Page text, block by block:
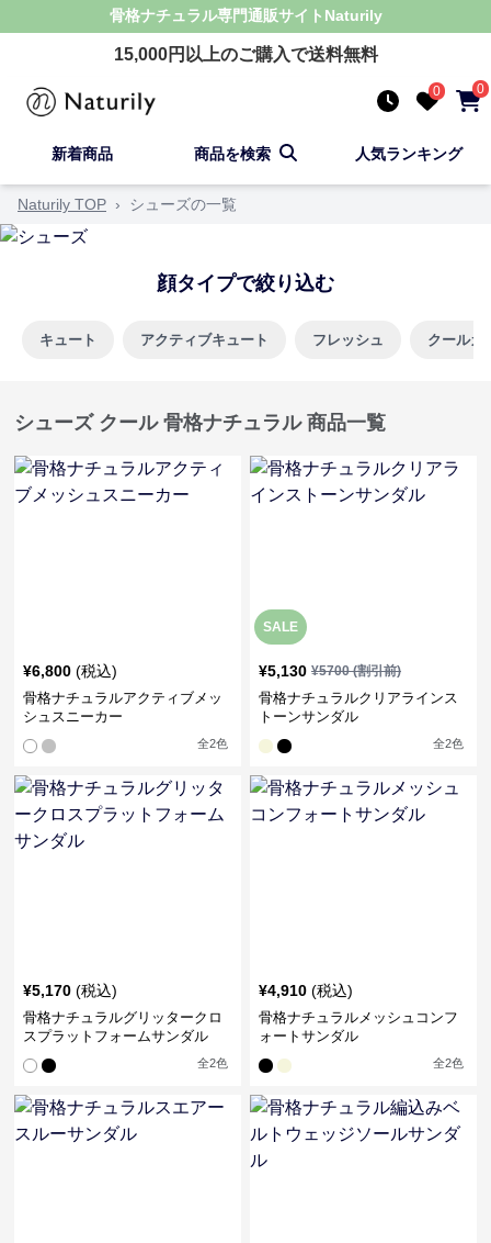
骨格ナチュラル専門通販サイト Naturily
15,000円以上のご購入で送料無料
0 0
新着商品 商品を検索 人気ランキング
Naturily TOP › シューズの一覧
顔タイプで絞り込む
キュート アクティブキュート フレッシュ クールカ
シューズ クール 骨格ナチュラル 商品一覧
¥6,800 (税込)
骨格ナチュラルアクティブメッ
シュスニーカー
全2色
SALE
¥5,130 ¥5700(割引前)
骨格ナチュラルクリアラインス
トーンサンダル
全2色
¥5,170 (税込)
骨格ナチュラルグリッタークロ
スプラットフォームサンダル
全2色
¥4,910 (税込)
骨格ナチュラルメッシュコンフ
ォートサンダル
全2色